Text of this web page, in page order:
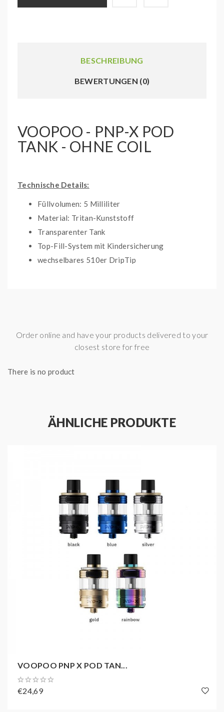
BESCHREIBUNG
BEWERTUNGEN (0)
VOOPOO - PNP-X POD
TANK - OHNE COIL
Technische Details:
Füllvolumen: 5 Milliliter
Material: Tritan-Kunststoff
Transparenter Tank
Top-Fill-System mit Kindersicherung
wechselbares 510er DripTip
Drag X
PnP-X Kit
Order online and have your products delivered to your
closest store for free
There is no product
ÄHNLICHE PRODUKTE
VOOPOO PNP X POD TAN...
€24,69